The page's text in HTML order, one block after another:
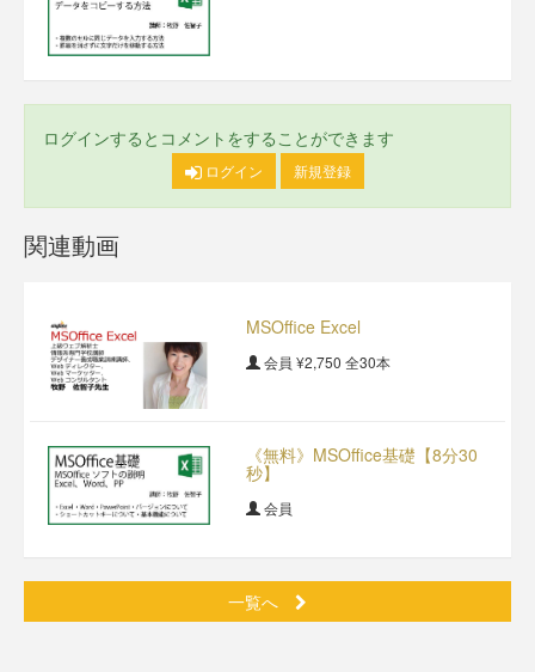
ログインするとコメントをすることができます
ログイン 新規登録
関連動画
MSOffice Excel
会員 ¥2,750 全30本
《無料》MSOffice基礎【8分30
秒】
会員
一覧へ